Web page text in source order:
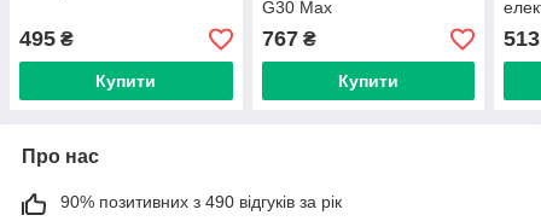
495 ₴
Купити
G30 Max
767₴
Купити
513
Про нас
90% позитивних з 490 відгуків за рік